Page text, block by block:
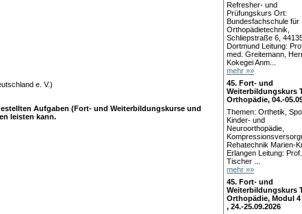
e. V.)
Aufgaben (Fort- und Weiterbildungskurse und
leisten kann.
Refresher- und
Prüfungskurs Ort:
Bundesfachschule für
Orthopädietechnik,
Schliepstraße 6,
Dortmund Leitung:
med. Greitemann,
Kokegei Anm...
mehr »»
45. Fort- und
Weiterbildungskurs
Orthopädie, 04.-
Themen: Orthetik,
Kinder- und
Neuroorthopädie,
Rehatechnik Marien-
Erlangen Leitung: Prof.
Tischer ...
mehr »»
45. Fort- und
Weiterbildungskurs
Orthopädie, Modul 4
, 24.-25.09.2026